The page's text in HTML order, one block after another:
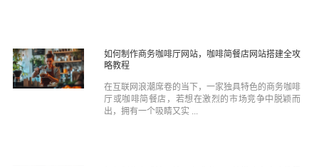
如何制作商务咖啡厅网站，咖啡简餐店网站搭建全攻
略教程
在互联网浪潮席卷的当下，一家独具特色的商务咖啡
厅或咖啡简餐店，若想在激烈的市场竞争中脱颖而
出，拥有一个吸睛又实 ...